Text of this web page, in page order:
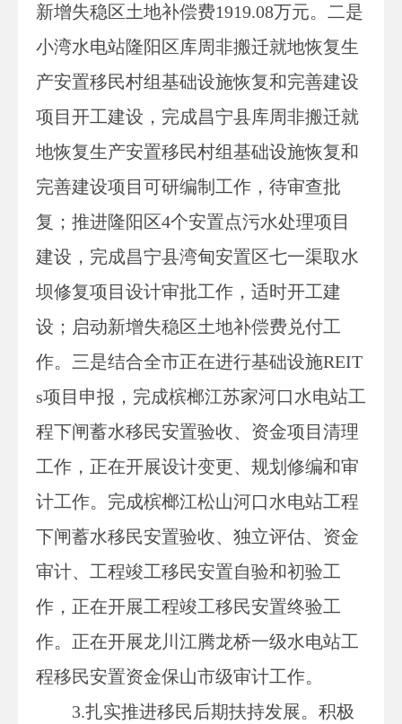
新增失稳区土地补偿费1919.08万元。二是
小湾水电站隆阳区库周非搬迁就地恢复生
产安置移民村组基础设施恢复和完善建设
项目开工建设，完成昌宁县库周非搬迁就
地恢复生产安置移民村组基础设施恢复和
完善建设项目可研编制工作，待审查批
复；推进隆阳区4个安置点污水处理项目
建设，完成昌宁县湾甸安置区七一渠取水
坝修复项目设计审批工作，适时开工建
设；启动新增失稳区土地补偿费兑付工
作。三是结合全市正在进行基础设施REIT
s项目申报，完成槟榔江苏家河口水电站工
程下闸蓄水移民安置验收、资金项目清理
工作，正在开展设计变更、规划修编和审
计工作。完成槟榔江松山河口水电站工程
下闸蓄水移民安置验收、独立评估、资金
审计、工程竣工移民安置自验和初验工
作，正在开展工程竣工移民安置终验工
作。正在开展龙川江腾龙桥一级水电站工
程移民安置资金保山市级审计工作。
3.扎实推进移民后期扶持发展。 积极